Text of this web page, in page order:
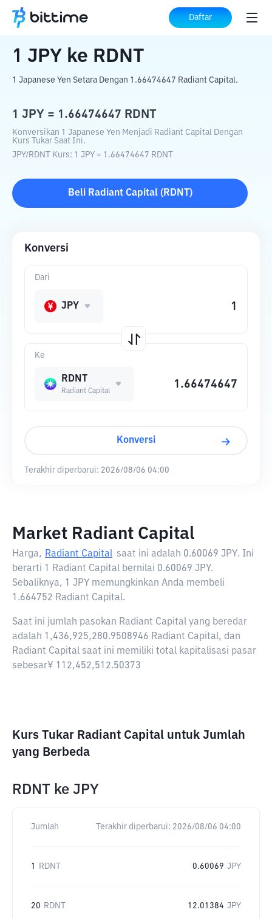
Daftar
Beranda Konverter Kripto ke RDNT
1 JPY ke RDNT
1 Japanese Yen Setara Dengan 1.66474647 Radiant Capital.
1 JPY = 1.66474647 RDNT
Konversikan 1 Japanese Yen Menjadi Radiant Capital Dengan
Kurs Tukar Saat Ini.
JPY/RDNT Kurs: 1 JPY = 1.66474647 RDNT
Beli Radiant Capital( RDNT )
Konversi
Ke
RDNT
Radiant Capital
Dari
JPY
Konversi
Terakhir diperbarui: 2026/08/06 04:00
Market Radiant Capital
Harga, Radiant Capital saat ini adalah 0.60069 JPY. Ini
berarti 1 Radiant Capital bernilai 0.60069 JPY.
Sebaliknya, 1 JPY memungkinkan Anda membeli
1.664752 Radiant Capital.
Saat ini jumlah pasokan Radiant Capital yang beredar
adalah 1,436,925,280.9508946 Radiant Capital, dan
Radiant Capital saat ini memiliki total kapitalisasi pasar
sebesar¥ 112,452,512.50373
Kurs Tukar Radiant Capital untuk Jumlah
yang Berbeda
RDNT ke JPY
Jumlah Terakhir diperbarui: 2026/08/06 04:00
1 RDNT 0.60069 JPY
20 RDNT 12.01384 JPY